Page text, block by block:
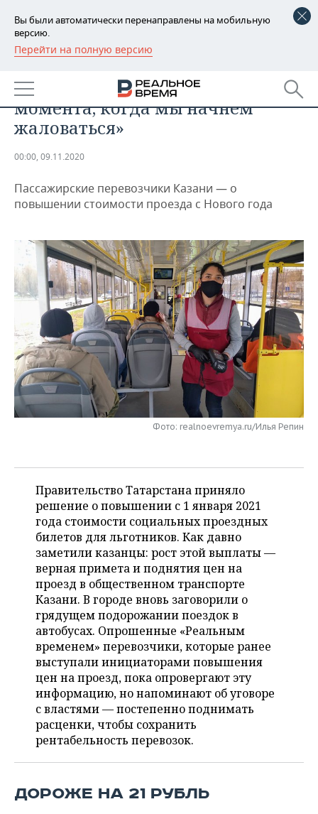
Вы были автоматически перенаправлены на мобильную
версию.
Перейти на полную версию
РЕГИОНЫ
БАШКОРТОСТАН
ТАТАРСТАН
НОВОСТИ
АНАЛИТИКА
ДЕКЛАРАЦИИ О ДОХОДАХ
КОРОЛИ ГОСЗАКАЗА ПФО
ВУЗЫ ТАТАРСТАНА
КОМУ ПРИНАДЛЕЖАТ
ТОРГОВЫЕ ЦЕНТРЫ
ТАТАРСТАНА
НОВОСТИ ЭКОНОМИКИ
БАНКИ
БЮДЖЕТ
ИНВЕСТИЦИИ
ПРОМЫШЛЕННОСТЬ
АГРОПРОМ
МАШИНОСТРОЕНИЕ
НЕФТЕХИМИЯ
НЕФТЬ
ОПК
ЭНЕРГЕТИКА
НОВОСТИ НЕДВИЖИМОСТИ
АВТО
НОВОСТИ АВТО
БИЗНЕС
НОВОСТИ БИЗНЕСА
РОЗНИЧНАЯ ТОРГОВЛЯ
ТРАНСПОРТ
УСЛУГИ
ТЕХНОЛОГИИ
НОВОСТИ ТЕХНОЛОГИЙ
IT
МЕДИА
МЕРОПРИЯТИЯ
НОВОСТИ МЕРОПРИЯТИЙ
ВЫЕЗДНАЯ РЕДАКЦИЯ
ОТКРЫТАЯ ЛЕКЦИЯ
СПОРТ
НОВОСТИ СПОРТА
БАСКЕТБОЛ
ВОЛЕЙБОЛ
КИБЕРСПОРТ
ФИГУРНОЕ КАТАНИЕ
ВОДНЫЕ ВИДЫ СПОРТА
ХОККЕЙ С МЯЧОМ
ОБЩЕСТВО
ИНФРАСТРУКТУРА
ИСТОРИЯ
КУЛЬТУРА
МЕДИЦИНА
ОБРАЗОВАНИЕ
ПРОИСШЕСТВИЯ
СПРАВОЧНИК
СПИСОК ПЕРСОН
СПИСОК КОМПАНИЙ
ПОЛНАЯ ВЕРСИЯ
«Просто не стали затягивать до
момента, когда мы начнем
жаловаться»
00:00, 09.11.2020
Пассажирские перевозчики Казани — о
повышении стоимости проезда с Нового года
Фото: realnoevremya.ru/Илья Репин
Правительство Татарстана приняло
решение о повышении с 1 января 2021
года стоимости социальных проездных
билетов для льготников. Как давно
заметили казанцы: рост этой выплаты —
верная примета и поднятия цен на
проезд в общественном транспорте
Казани. В городе вновь заговорили о
грядущем подорожании поездок в
автобусах. Опрошенные «Реальным
временем» перевозчики, которые ранее
выступали инициаторами повышения
цен на проезд, пока опровергают эту
информацию, но напоминают об уговоре
с властями — постепенно поднимать
расценки, чтобы сохранить
рентабельность перевозок.
ДОРОЖЕ НА 21 РУБЛЬ